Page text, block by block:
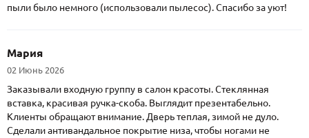
пыли было немного (использовали пылесос). Спасибо за уют!
Мария
02 Июнь 2026
Заказывали входную группу в салон красоты. Стеклянная
вставка, красивая ручка-скоба. Выглядит презентабельно.
Клиенты обращают внимание. Дверь теплая, зимой не дуло.
Сделали антивандальное покрытие низа, чтобы ногами не